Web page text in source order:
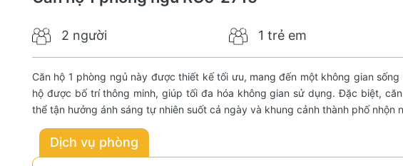
2 người 1 trẻ em
Căn hộ 1 phòng ngủ này được thiết kế tối ưu, mang đến một không gian
hộ được bố trí thông minh, giúp tối đa hóa không gian sử dụng. Đặc biệt,
thể tận hưởng ánh sáng tự nhiên suốt cả ngày và khung cảnh thành phố nhộn
Dịch vụ phòng